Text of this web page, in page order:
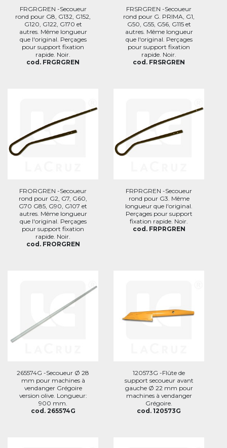
FRGRGREN -Secoueur
rond pour G8, G132, G152,
G120, G122, G170 et
autres. Même longueur
que l'original. Perçages
pour support fixation
rapide. Noir.
cod. FRGRGREN
FRSRGREN -Secoueur
rond pour G. PRIMA, G1,
G50, G55, G56, G115 et
autres. Même longueur
que l'original. Perçages
pour support fixation
rapide. Noir.
cod. FRSRGREN
FRORGREN -Secoueur
rond pour G2, G7, G60,
G70 G85, G90, G107 et
autres. Même longueur
que l'original. Perçages
pour support fixation
rapide. Noir.
cod. FRORGREN
FRPRGREN -Secoueur
rond pour G3. Même
longueur que l'original.
Perçages pour support
fixation rapide. Noir.
cod. FRPRGREN
265574G -Secoueur Ø 28
mm pour machines à
vendanger Grégoire
version olive. Longueur:
900 mm.
cod. 265574G
120573G -Flûte de
support secoueur avant
gauche Ø 22 mm pour
machines à vendanger
Grégoire.
cod. 120573G